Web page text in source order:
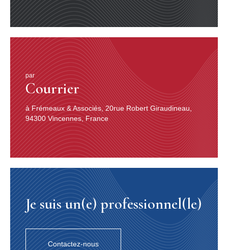
par
Courrier
à Frémeaux & Associés, 20rue Robert Giraudineau,
94300 Vincennes, France
Je suis un(e) professionnel(le)
Contactez-nous